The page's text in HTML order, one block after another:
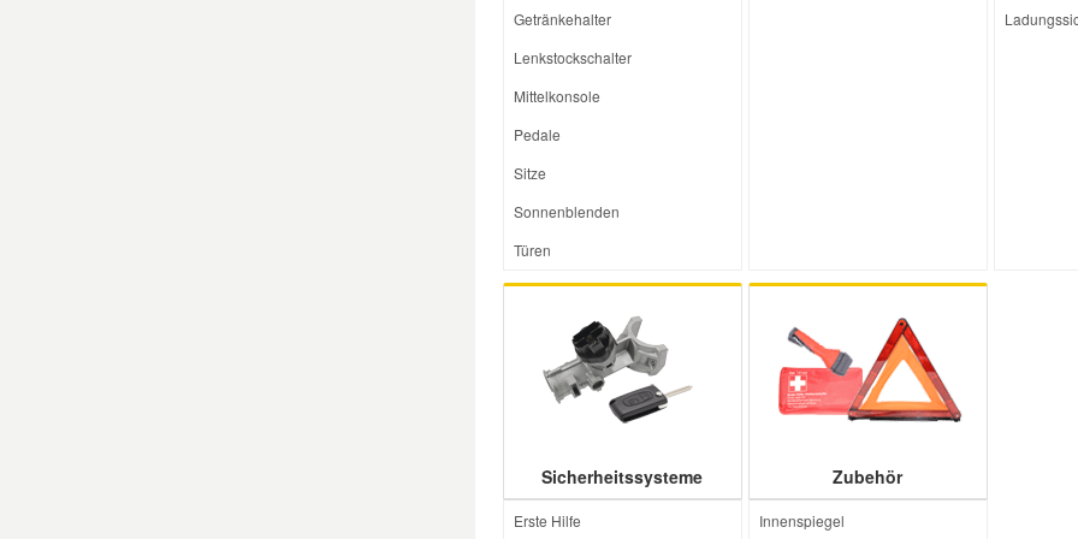
Getränkehalter
Lenkstockschalter
Mittelkonsole
Pedale
Sitze
Sonnenblenden
Türen
Sicherheitssysteme
Erste Hilfe
Zubehör
Innenspiegel